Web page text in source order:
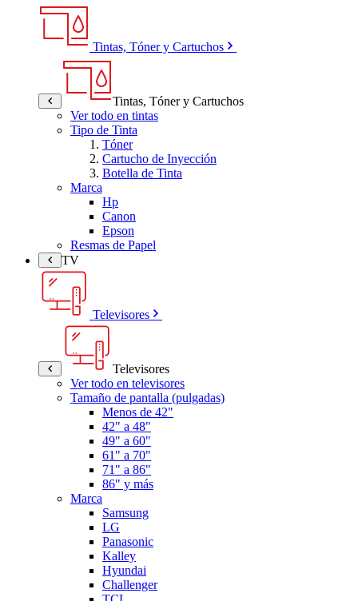
Tintas, Tóner y Cartuchos
Tintas, Tóner y Cartuchos
Ver todo en tintas
Tipo de Tinta
Tóner
Cartucho de Inyección
Botella de Tinta
Marca
Hp
Canon
Epson
Resmas de Papel
TV
Televisores
Televisores
Ver todo en televisores
Tamaño de pantalla (pulgadas)
Menos de 42"
42" a 48"
49" a 60"
61" a 70"
71" a 86"
86" y más
Marca
Samsung
LG
Panasonic
Kalley
Hyundai
Challenger